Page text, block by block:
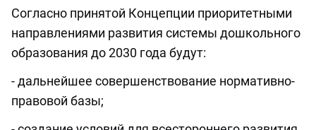
Согласно принятой Концепции приоритетными
направлениями развития системы дошкольного
образования до 2030 года будут:
- дальнейшее совершенствование нормативно-
правовой базы;